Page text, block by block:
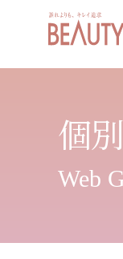
個
Web